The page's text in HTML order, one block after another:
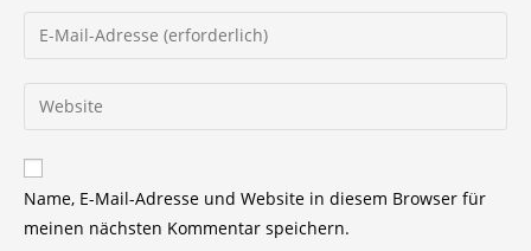
Namen
oder
zum
Kommentieren
ein
Gib
deine
E-
Mail-
zum
Kommentieren
ein
Gib
deine
Website-
URL
Name, E-Mail-Adresse und Website in diesem Browser für
meinen nächsten Kommentar speichern.